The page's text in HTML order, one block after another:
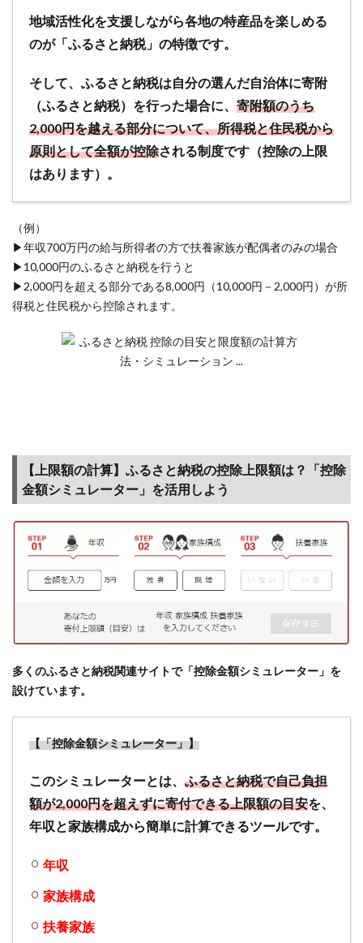
の計
算】
さと
納税
の控
除上
限額
は？
「控
レー
タ
ー」
用し
納税
のお
礼の
体ご
特色
1.4
【ポ
ータ
イ
ふる
さと
納税
の利
どん
イト
でで
きる
地域活性化を支援しながら各地の特産品を楽しめる
のが「ふるさと納税」の特徴です。
そして、ふるさと納税は自分の選んだ自治体に寄附
（ふるさと納税）を行った場合に、 寄附額のうち
2,000円を越える部分について、所得税と住民税から
原則として全額が控除される制度です（控除の上限
はあります）。
（例）
▶年収700万円の給与所得者の方で扶養家族が配偶者のみの場合
▶10,000円のふるさと納税を行うと
▶2,000円を超える部分である8,000円（10,000円－2,000円）が所
得税と住民税から控除されます。
【上限額の計算】ふるさと納税の控除上限額は？「控除
金額シミュレーター」を活用しよう
多くのふるさと納税関連サイトで「控除金額シミュレーター」を
設けています。
【「控除金額シミュレーター」】
このシミュレーターとは、 ふるさと納税で自己負担
額が2,000円を超えずに寄付できる上限額の目安を、
年収と家族構成から簡単に計算できるツールです。
年収
家族構成
扶養家族